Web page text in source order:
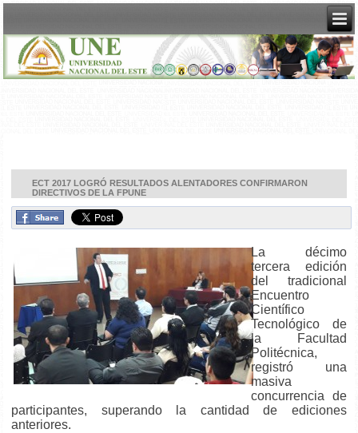
ECT 2017 LOGRÓ RESULTADOS ALENTADORES CONFIRMARON
DIRECTIVOS DE LA FPUNE
La décimo
tercera edición
del tradicional
Encuentro
Científico
Tecnológico de
la Facultad
Politécnica,
registró una
masiva
concurrencia de
participantes, superando la cantidad de ediciones
anteriores.